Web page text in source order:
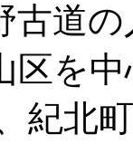
道の
区を
北